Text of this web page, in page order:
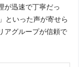
が迅速で丁寧だっ
といった声が寄せら
アグループが信頼で